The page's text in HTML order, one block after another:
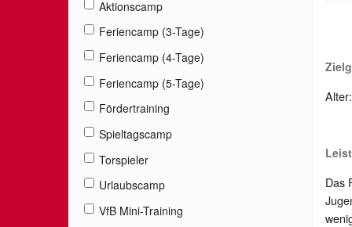
Aktionscamp
Feriencamp (3-Tage)
Feriencamp (4-Tage)
Feriencamp (5-Tage)
Fördertraining
Spieltagscamp
Torspieler
Urlaubscamp
VfB Mini-Training
Das